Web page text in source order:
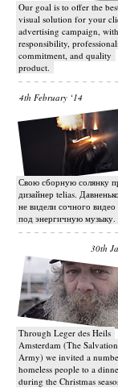
Our goal is to offer the
visual solution for your
advertising campaign, with
responsibility,
commitment, and quality
product.
4th February ‘14
Свою сборную солянку
дизайнер telias.
не видели сочного видео
под энергичную
30th
Through Leger des Heils
Amsterdam (The Salvation
Army) we invited a
homeless people to a
during the Christmas